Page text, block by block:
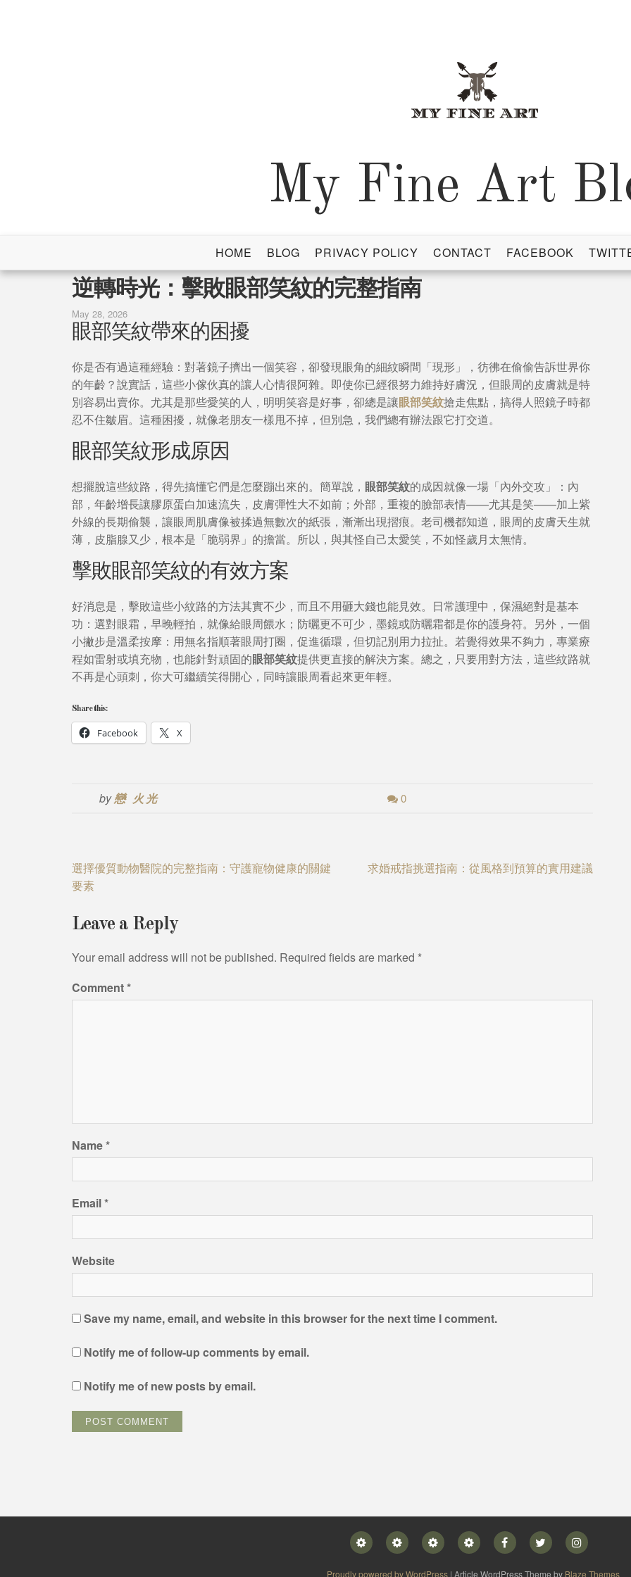
My Fine Art
HOME BLOG PRIVACY POLICY CONTACT FACEBOOK
逆轉時光：擊敗眼部笑紋的完整指南
May 28, 2026
眼部笑紋帶來的困擾
你是否有過這種經驗：對著鏡子擠出一個笑容，卻發現眼角的細紋瞬間「現形」，彷彿在偷偷告訴世界你
的年齡？說實話，這些小傢伙真的讓人心情很阿雜。即使你已經很努力維持好膚況，但眼周的皮膚就是特
別容易出賣你。尤其是那些愛笑的人，明明笑容是好事，卻總是讓眼部笑紋搶走焦點，搞得人照鏡子時都
忍不住皺眉。這種困擾，就像老朋友一樣甩不掉，但別急，我們總有辦法跟它打交道。
眼部笑紋形成原因
想擺脫這些紋路，得先搞懂它們是怎麼蹦出來的。簡單說， 眼部笑紋的成因就像一場「內外交攻」：內
部，年齡增長讓膠原蛋白加速流失，皮膚彈性大不如前；外部，重複的臉部表情——尤其是笑——加上紫
外線的長期偷襲，讓眼周肌膚像被揉過無數次的紙張，漸漸出現摺痕。老司機都知道，眼周的皮膚天生就
薄，皮脂腺又少，根本是「脆弱界」的擔當。所以，與其怪自己太愛笑，不如怪歲月太無情。
擊敗眼部笑紋的有效方案
好消息是，擊敗這些小紋路的方法其實不少，而且不用砸大錢也能見效。日常護理中，保濕絕對是基本
功：選對眼霜，早晚輕拍，就像給眼周餵水；防曬更不可少，墨鏡或防曬霜都是你的護身符。另外，一個
小撇步是溫柔按摩：用無名指順著眼周打圈，促進循環，但切記別用力拉扯。若覺得效果不夠力，專業療
程如雷射或填充物，也能針對頑固的眼部笑紋提供更直接的解決方案。總之，只要用對方法，這些紋路就
不再是心頭刺，你大可繼續笑得開心，同時讓眼周看起來更年輕。
Share this:
Facebook X
by戀 火光 0
Post
navigation
選擇優質動物醫院的完整指南：守護寵物健康的關鍵
要素
求婚戒指挑選指南：從風格到預算的實用建議
Leave a Reply
Your email address will not be published. Required fields are marked *
Comment*
Name*
Email*
Website
Save my name, email, and website in this browser for the next time I comment.
Notify me of follow-up comments by email.
Notify me of new posts by email.
Home Blog
Privacy
Policy
Contact FacebookTwitter Instagram
Proudly powered by WordPress | Article WordPress Theme by Blaze Themes